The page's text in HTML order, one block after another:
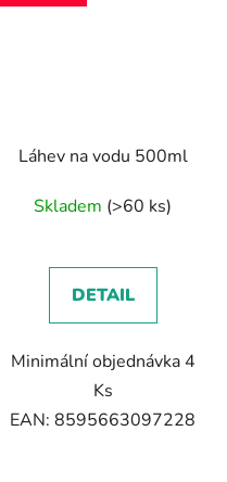
Láhev na vodu 500ml
Skladem (>60 ks)
DETAIL
Minimální objednávka 4
Ks
EAN: 8595663097228